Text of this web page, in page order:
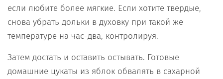
если любите более мягкие. Если хотите твердые,
снова убрать дольки в духовку при такой же
температуре на час-два, контролируя.
Затем достать и оставить остывать. Готовые
домашние цукаты из яблок обвалять в сахарной